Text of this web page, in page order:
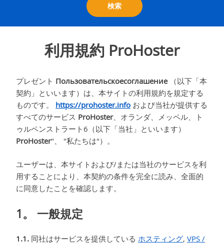
検索
利用規約 ProHoster
プレゼント Пользовательскоесоглашение（以下「本
契約」といいます）は、本サイトの利用規約を規定する
ものです。 https://prohoster.info および当社が提供する
すべてのサービス ProHoster、オランダ、メッペル、ト
ゥルペンストラート6（以下「当社」といいます）
ProHoster"、 "私たちは"）。
ユーザーは、本サイトおよび/または当社のサービスを利
用することにより、本契約の条件を完全に読み、全面的
に同意したことを確認します。
1。 一般規定
1.1. 同社はサービスを提供している ホスティング, VPS /